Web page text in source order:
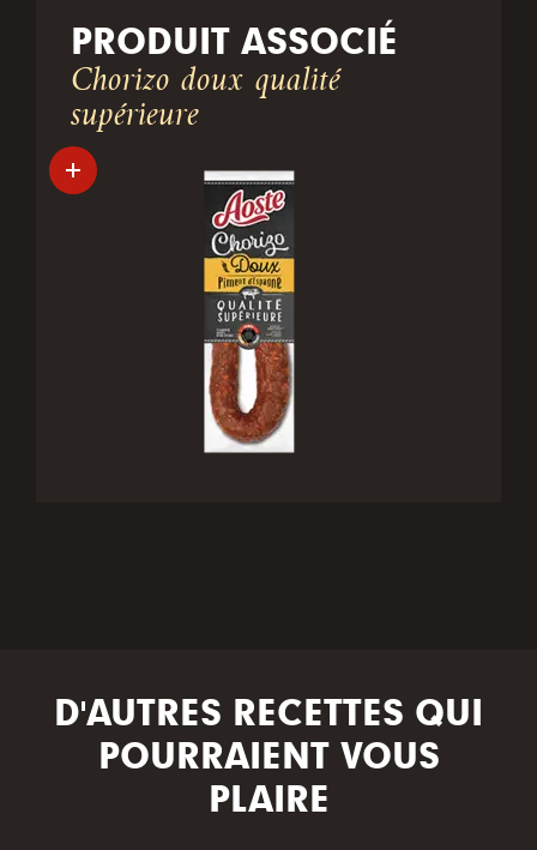
PRODUIT ASSOCIÉ
Chorizo doux qualité
supérieure
D'AUTRES RECETTES QUI
POURRAIENT VOUS
PLAIRE